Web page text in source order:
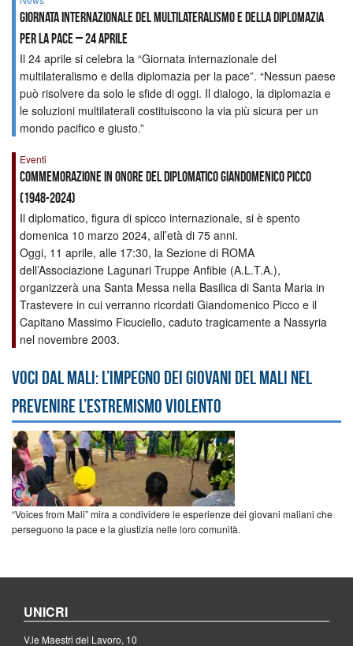
Giornata Internazionale del Multilateralismo e della Diplomazia
per la Pace – 24 aprile
Il 24 aprile si celebra la “Giornata internazionale del
multilateralismo e della diplomazia per la pace”. “Nessun paese
può risolvere da solo le sfide di oggi. Il dialogo, la diplomazia e
le soluzioni multilaterali costituiscono la via più sicura per un
mondo pacifico e giusto.”
Eventi
Commemorazione in onore del diplomatico Giandomenico Picco
(1948-2024)
Il diplomatico, figura di spicco internazionale, si è spento
domenica 10 marzo 2024, all’età di 75 anni.
Oggi, 11 aprile, alle 17:30, la Sezione di ROMA
dell’Associazione Lagunari Truppe Anfibie (A.L.T.A.),
organizzerà una Santa Messa nella Basilica di Santa Maria in
Trastevere in cui verranno ricordati Giandomenico Picco e il
Capitano Massimo Ficuciello, caduto tragicamente a Nassyria
nel novembre 2003.
Voci dal Mali: l’impegno dei giovani del Mali nel
prevenire l’estremismo violento
“Voices from Mali” mira a condividere le esperienze dei giovani maliani che
perseguono la pace e la giustizia nelle loro comunità.
UNICRI
V.le Maestri del Lavoro, 10